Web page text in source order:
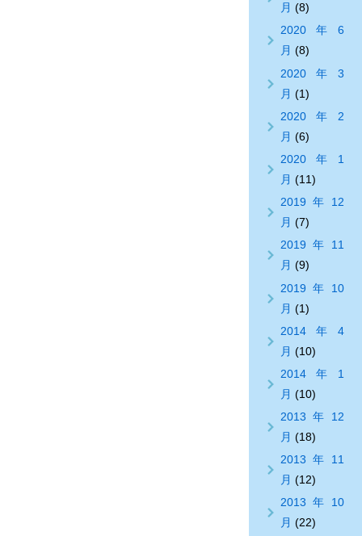
月 (8)
2020年6
月 (8)
2020年3
月 (1)
2020年2
月 (6)
2020年1
月 (11)
2019年12
月 (7)
2019年11
月 (9)
2019年10
月 (1)
2014年4
月 (10)
2014年1
月 (10)
2013年12
月 (18)
2013年11
月 (12)
2013年10
月 (22)